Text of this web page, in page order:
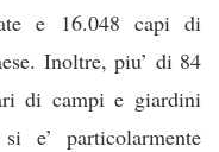
e 16.048 capi di
Inoltre, piu’ di 84
di campi e giardini
e’ particolarmente